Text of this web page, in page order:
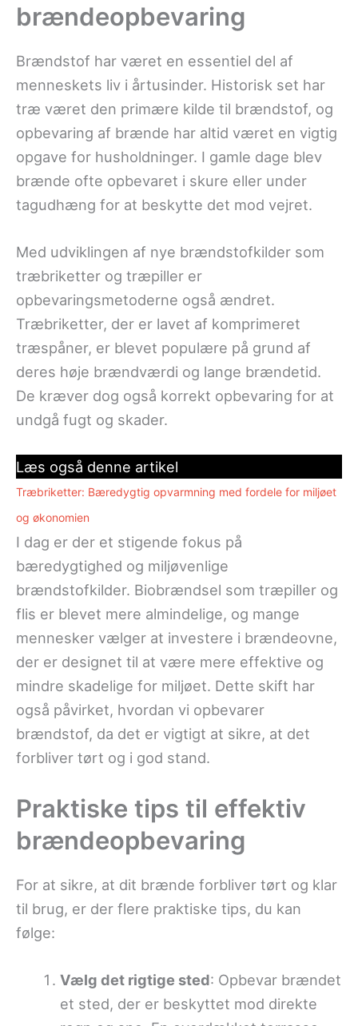
brændeopbevaring
Brændstof har været en essentiel del af
menneskets liv i årtusinder. Historisk set har
træ været den primære kilde til brændstof, og
opbevaring af brænde har altid været en vigtig
opgave for husholdninger. I gamle dage blev
brænde ofte opbevaret i skure eller under
tagudhæng for at beskytte det mod vejret.
Med udviklingen af nye brændstofkilder som
træbriketter og træpiller er
opbevaringsmetoderne også ændret.
Træbriketter, der er lavet af komprimeret
træspåner, er blevet populære på grund af
deres høje brændværdi og lange brændetid.
De kræver dog også korrekt opbevaring for at
undgå fugt og skader.
Læs også denne artikel
Træbriketter: Bæredygtig opvarmning med fordele for miljøet
og økonomien
I dag er der et stigende fokus på
bæredygtighed og miljøvenlige
brændstofkilder. Biobrændsel som træpiller og
flis er blevet mere almindelige, og mange
mennesker vælger at investere i brændeovne,
der er designet til at være mere effektive og
mindre skadelige for miljøet. Dette skift har
også påvirket, hvordan vi opbevarer
brændstof, da det er vigtigt at sikre, at det
forbliver tørt og i god stand.
Praktiske tips til effektiv
brændeopbevaring
For at sikre, at dit brænde forbliver tørt og klar
til brug, er der flere praktiske tips, du kan
følge:
Vælg det rigtige sted: Opbevar brændet
et sted, der er beskyttet mod direkte